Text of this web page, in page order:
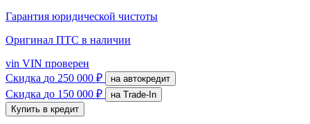
Гарантия юридической чистоты
Оригинал ПТС в наличии
vin VIN проверен
Скидка до 250 000 ₽ на автокредит
Скидка до 150 000 ₽
на Trade-In
Купить в кредит